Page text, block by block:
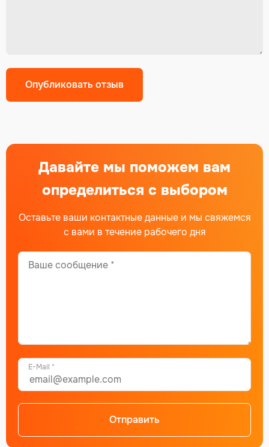
Давайте мы поможем вам
определиться с выбором
Оставьте ваши контактные данные и мы свяжемся
с вами в течение рабочего дня
E-Mail *
Отправить